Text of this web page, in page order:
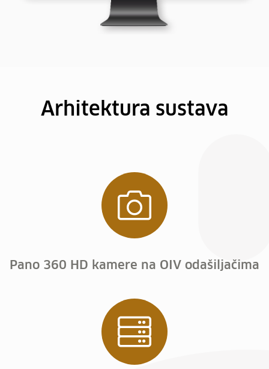
Arhitektura sustava
Pano 360 HD kamere na OIV odašiljačima